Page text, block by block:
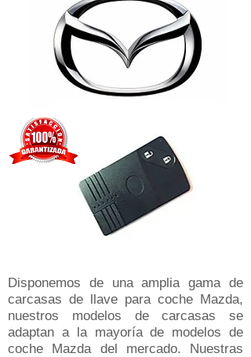
Disponemos de una amplia gama de
carcasas de llave para coche Mazda,
nuestros modelos de carcasas se
adaptan a la mayoría de modelos de
coche Mazda del mercado​. Nuestras